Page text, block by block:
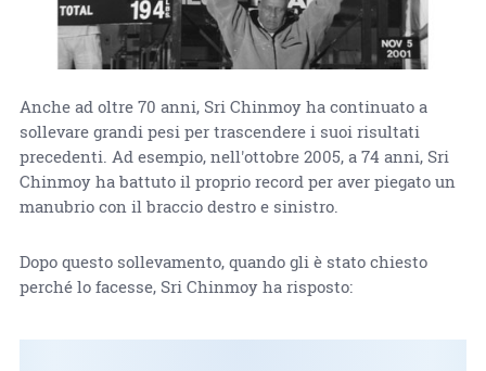
Anche ad oltre 70 anni, Sri Chinmoy ha continuato a
sollevare grandi pesi per trascendere i suoi risultati
precedenti. Ad esempio, nell'ottobre 2005, a 74 anni, Sri
Chinmoy ha battuto il proprio record per aver piegato un
manubrio con il braccio destro e sinistro.
Dopo questo sollevamento, quando gli è stato chiesto
perché lo facesse, Sri Chinmoy ha risposto: